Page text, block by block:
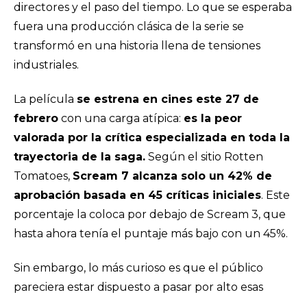
directores y el paso del tiempo. Lo que se esperaba
fuera una producción clásica de la serie se
transformó en una historia llena de tensiones
industriales.
La película se estrena en cines este 27 de
febrero con una carga atípica: es la peor
valorada por la crítica especializada en toda la
trayectoria de la saga. Según el sitio Rotten
Tomatoes, Scream 7 alcanza solo un 42% de
aprobación basada en 45 críticas iniciales. Este
porcentaje la coloca por debajo de Scream 3, que
hasta ahora tenía el puntaje más bajo con un 45%.
Sin embargo, lo más curioso es que el público
pareciera estar dispuesto a pasar por alto esas